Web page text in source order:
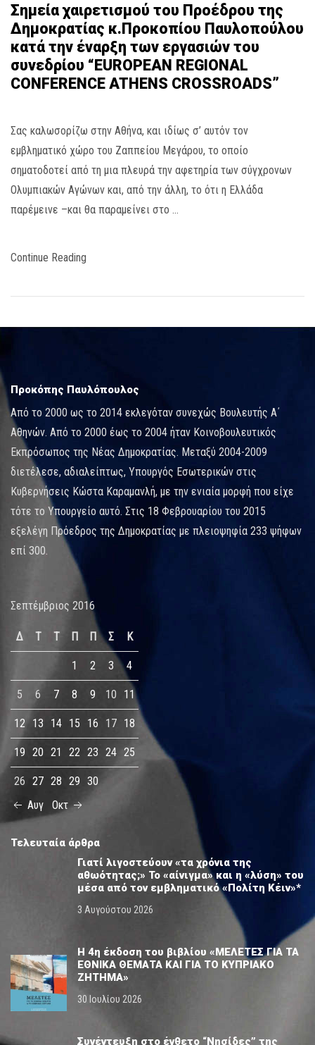
Σημεία χαιρετισμού του Προέδρου της
Δημοκρατίας κ.Προκοπίου Παυλοπούλου
κατά την έναρξη των εργασιών του
συνεδρίου “EUROPEAN REGIONAL
CONFERENCE ATHENS CROSSROADS”
Σας καλωσορίζω στην Αθήνα, και ιδίως σ’ αυτόν τον
εμβληματικό χώρο του Ζαππείου Μεγάρου, το οποίο
σηματοδοτεί από τη μια πλευρά την αφετηρία των σύγχρονων
Ολυμπιακών Αγώνων και, από την άλλη, το ότι η Ελλάδα
παρέμεινε –και θα παραμείνει στο …
Continue Reading
Προκόπης Παυλόπουλος
Από το 2000 ως το 2014 εκλεγόταν συνεχώς Βουλευτής Α΄
Αθηνών. Από το 2000 έως το 2004 ήταν Κοινοβουλευτικός
Εκπρόσωπος της Νέας Δημοκρατίας. Μεταξύ 2004-2009
διετέλεσε, αδιαλείπτως, Υπουργός Εσωτερικών στις
Κυβερνήσεις Κώστα Καραμανλή, με την ενιαία μορφή που είχε
τότε το Υπουργείο αυτό. Στις 18 Φεβρουαρίου του 2015
εξελέγη Πρόεδρος της Δημοκρατίας με πλειοψηφία 233 ψήφων
επί 300.
Σεπτέμβριος 2016
Δ Τ Τ Π Π Σ Κ
1 2 3 4
5 6 7 8 9 10 11
12 13 14 15 16 17 18
19 20 21 22 23 24 25
26 27 28 29 30
Αυγ
Οκτ
Τελευταία άρθρα
Γιατί λιγοστεύουν «τα χρόνια της
αθωότητας;» Το «αίνιγμα» και η «λύση» του
μέσα από τον εμβληματικό «Πολίτη Κέιν»*
3 Αυγούστου 2026
Η 4η έκδοση του βιβλίου «ΜΕΛΕΤΕΣ ΓΙΑ ΤΑ
ΕΘΝΙΚΑ ΘΕΜΑΤΑ ΚΑΙ ΓΙΑ ΤΟ ΚΥΠΡΙΑΚΟ
ΖΗΤΗΜΑ»
30 Ιουλίου 2026
Συνέντευξη στο ένθετο “Νησίδες” της